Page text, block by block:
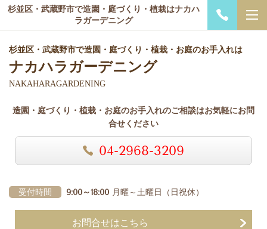
杉並区・武蔵野市で造園・庭づくり・植栽はナカハ
ラガーデニング
杉並区・武蔵野市で造園・庭づくり・植栽・お庭のお手入れは
ナカハラガーデニング
NAKAHARAGARDENING
造園・庭づくり・植栽・お庭のお手入れのご相談はお気軽にお問
合せください
04-2968-3209
受付時間 9:00～18:00 月曜～土曜日 （日祝休）
お問合せはこちら